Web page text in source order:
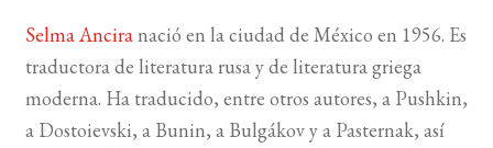
Selma Anciranació en la ciudad de México en 1956. Es
traductora de literatura rusa y de literatura griega
moderna. Ha traducido, entre otros autores, a Pushkin,
a Dostoievski, a Bunin, a Bulgákov y a Pasternak, así